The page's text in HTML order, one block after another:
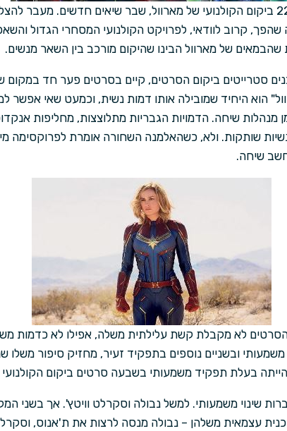
"הנוקמים: סוף המשחק", הסרט ה-22 ביקום הקולנועי של מארוול, שבר שיאים
של 11 שנים במה שהפך, קרוב לוודאי, לפרויקט הקולנועי המסחרי
של מארוול הבינו שהיקום מורכב בין השאר מנשים.
סטרייטים ביקום הסרטים, קיים בסרטים פער חד במקום
מארוול" הוא היחיד שמובילה אותו דמות נשית, וכמעט שאי
מנהלות שיחה. הדמויות הגבריות מתלוצצות, מחליפות
שותקות. ולא, כשהאלמנה השחורה אומרת לפרוקסימה
שיחה.
לא מקבלת קשת עלילתית משלה, אפילו לא כדמות
ובשניים נוספים בתפקיד זעיר, מחזיק סיפור משלו
בעלת תפקיד משמעותי בשבעה סרטים ביקום
שינוי משמעותי. למשל נבולה וסקרלט וויטץ'. אך בשני
עצמאית משלהן – נבולה מנסה לרצות את ת'אנוס,